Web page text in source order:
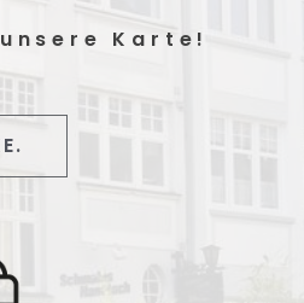
Karte!